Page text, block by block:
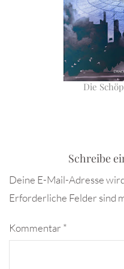
Die
Schreibe
Deine E-Mail-Adresse
Erforderliche Felder sind
Kommentar *